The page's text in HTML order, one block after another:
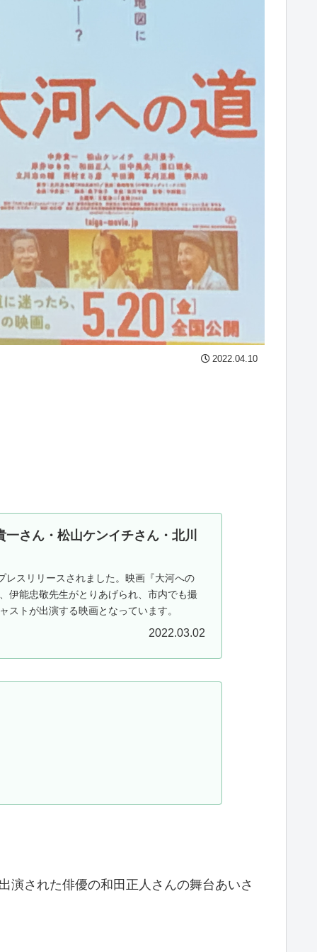
2022.04.10
さん・松山ケンイチさん・北川
スリリースされました。映画『大河への
能忠敬先生がとりあげられ、市内でも撮
トが出演する映画となっています。
2022.03.02
演された俳優の和田正人さんの舞台あいさ